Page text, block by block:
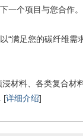
一个项目与您合作。
“满足您的碳纤维
材料、各类复合
[详细介绍]